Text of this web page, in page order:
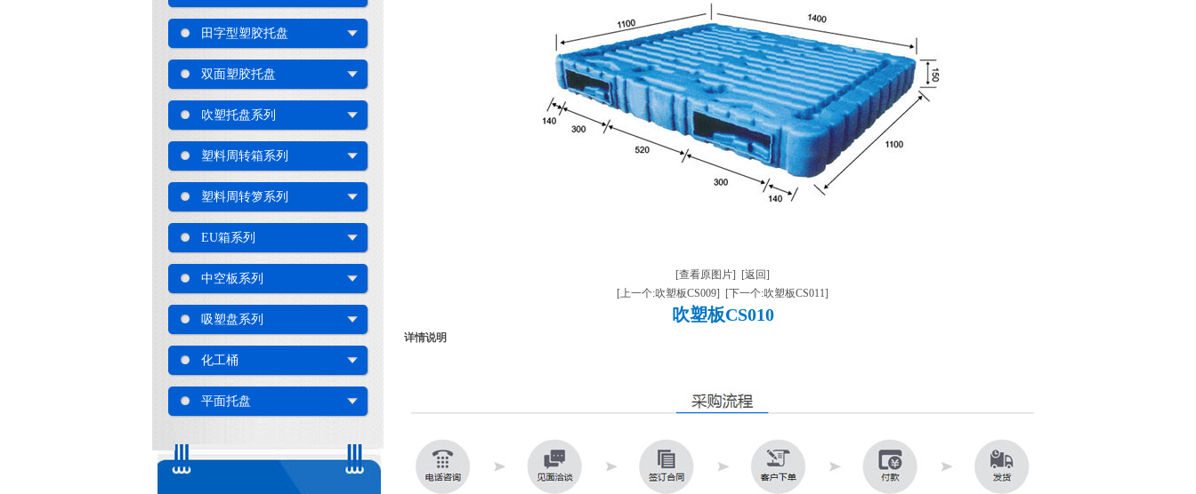
田字型塑胶托盘
双面塑胶托盘
吹塑托盘系列
塑料周转箱系列
塑料周转箩系列
EU箱系列
中空板系列
吸塑盘系列
化工桶
平面托盘
[查看原图片]
[返回]
[上一个:吹塑板CS009]
[下一个:吹塑板CS011]
吹塑板CS010
详情说明